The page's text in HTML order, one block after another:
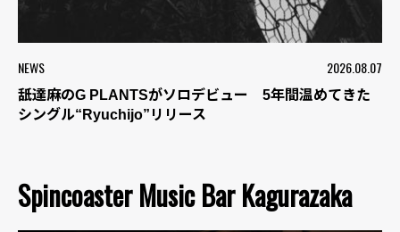
NEWS 2026.08.07
舐達麻のG PLANTSがソロデビュー 5年間温めてきた
シングル“Ryuchijo”リリース
Spincoaster Music Bar Kagurazaka